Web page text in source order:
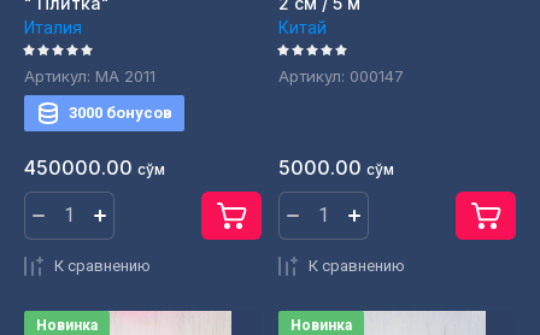
Италия
Артикул: МА 2011
3000 бонусов
450000.00 сўм
К сравнению
Китай
Артикул: 000147
5000.00 сўм
К сравнению
Новинка Новинка